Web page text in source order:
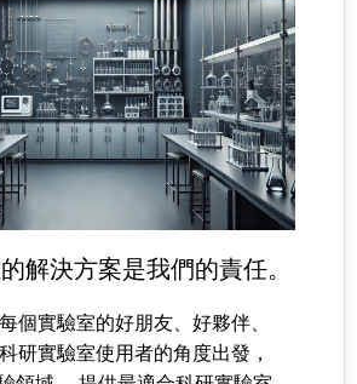
解決方案是我們的責任。
個實驗室的好朋友、好夥伴、
研實驗室使用者的角度出發，